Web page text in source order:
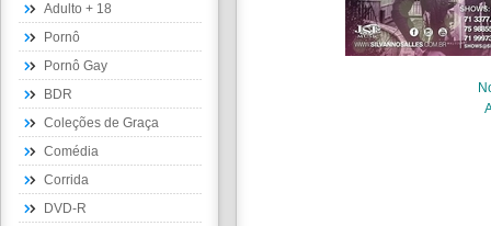
Adulto + 18
Pornô
Pornô Gay
BDR
Coleções de Graça
Comédia
Corrida
DVD-R